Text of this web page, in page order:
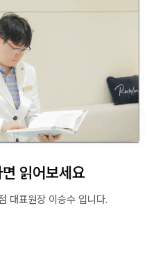
읽어보세요
대표원장 이승수 입니다.